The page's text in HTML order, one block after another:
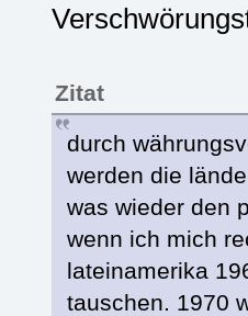
Zitat
durch
werden die
was wieder den
wenn ich mich
lateinamerika
tauschen. 1970